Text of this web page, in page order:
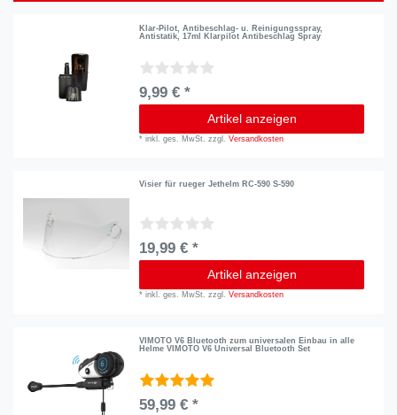
Klar-Pilot, Antibeschlag- u. Reinigungsspray,
Antistatik, 17ml Klarpilot Antibeschlag Spray
9,99 € *
Artikel anzeigen
*inkl. ges. MwSt. zzgl.Versandkosten
Visier für rueger Jethelm RC-590 S-590
19,99 € *
Artikel anzeigen
*inkl. ges. MwSt. zzgl.Versandkosten
VIMOTO V6 Bluetooth zum universalen Einbau in alle
Helme VIMOTO V6 Universal Bluetooth Set
59,99 € *